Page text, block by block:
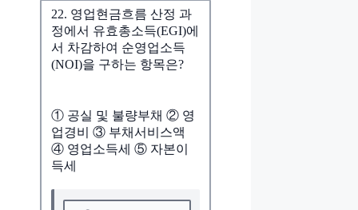
22. 영업현금흐름 산정 과
정에서 유효총소득(EGI)에
서 차감하여 순영업소득
(NOI)을 구하는 항목은?
① 공실 및 불량부채 ② 영
업경비 ③ 부채서비스액
④ 영업소득세 ⑤ 자본이
득세